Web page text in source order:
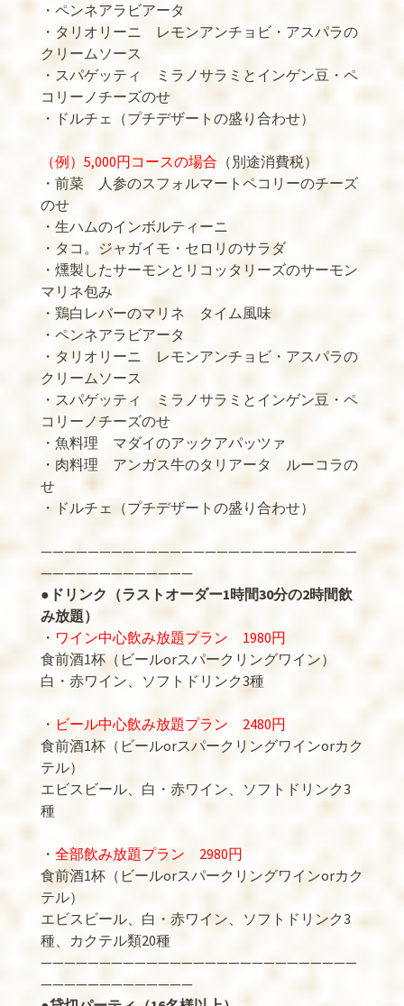
・ペンネアラビアータ
・タリオリーニ レモンアンチョビ・アスパラの
クリームソース
・スパゲッティ ミラノサラミとインゲン豆・ペ
コリーノチーズのせ
・ドルチェ（プチデザートの盛り合わせ）
（例）5,000円コースの場合 （別途消費税）
・前菜 人参のスフォルマートペコリーのチーズ
のせ
・生ハムのインボルティーニ
・タコ。ジャガイモ・セロリのサラダ
・燻製したサーモンとリコッタリーズのサーモン
マリネ包み
・鶏白レバーのマリネ タイム風味
・ペンネアラビアータ
・タリオリーニ レモンアンチョビ・アスパラの
クリームソース
・スパゲッティ ミラノサラミとインゲン豆・ペ
コリーノチーズのせ
・魚料理 マダイのアックアパッツァ
・肉料理 アンガス牛のタリアータ ルーコラの
せ
・ドルチェ（プチデザートの盛り合わせ）
———————————————————————————
—————————————
● ドリンク（ラストオーダー1時間30分の2時間飲
み放題）
・ ワイン中心飲み放題プラン 1980円
食前酒1杯（ビールorスパークリングワイン）
白・赤ワイン、ソフトドリンク3種
・ ビール中心飲み放題プラン 2480円
食前酒1杯（ビールorスパークリングワインorカク
テル）
エビスビール、白・赤ワイン、ソフトドリンク3
種
・ 全部飲み放題プラン 2980円
食前酒1杯（ビールorスパークリングワインorカク
テル）
エビスビール、白・赤ワイン、ソフトドリンク3
種、カクテル類20種
———————————————————————————
—————————————